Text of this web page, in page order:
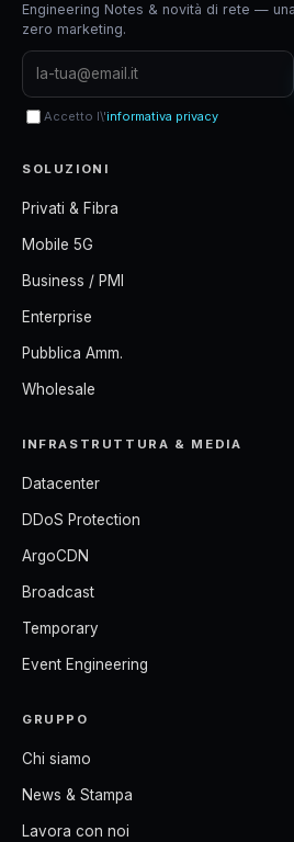
Engineering Notes & novità di rete —
zero marketing.
Accetto l\'informativa privacy
SOLUZIONI
Privati & Fibra
Mobile 5G
Business / PMI
Enterprise
Pubblica Amm.
Wholesale
INFRASTRUTTURA & MEDIA
Datacenter
DDoS Protection
ArgoCDN
Broadcast
Temporary
Event Engineering
GRUPPO
Chi siamo
News & Stampa
Lavora con noi